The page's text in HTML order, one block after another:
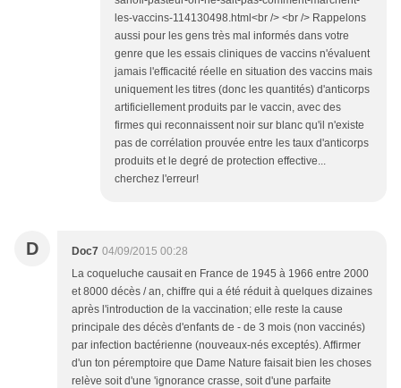
les-vaccins-114130498.html<br /> <br /> Rappelons
aussi pour les gens très mal informés dans votre
genre que les essais cliniques de vaccins n'évaluent
jamais l'efficacité réelle en situation des vaccins mais
uniquement les titres (donc les quantités) d'anticorps
artificiellement produits par le vaccin, avec des
firmes qui reconnaissent noir sur blanc qu'il n'existe
pas de corrélation prouvée entre les taux d'anticorps
produits et le degré de protection effective...
cherchez l'erreur!
D Doc7 04/09/2015 00:28
La coqueluche causait en France de 1945 à 1966 entre 2000
et 8000 décès / an, chiffre qui a été réduit à quelques dizaines
après l'introduction de la vaccination; elle reste la cause
principale des décès d'enfants de - de 3 mois (non vaccinés)
par infection bactérienne (nouveaux-nés exceptés). Affirmer
d'un ton péremptoire que Dame Nature faisait bien les choses
relève soit d'une 'ignorance crasse, soit d'une parfaite